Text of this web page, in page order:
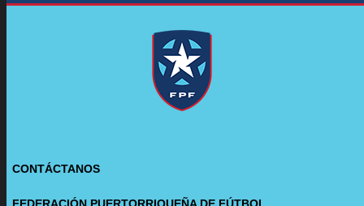
CONTÁCTANOS